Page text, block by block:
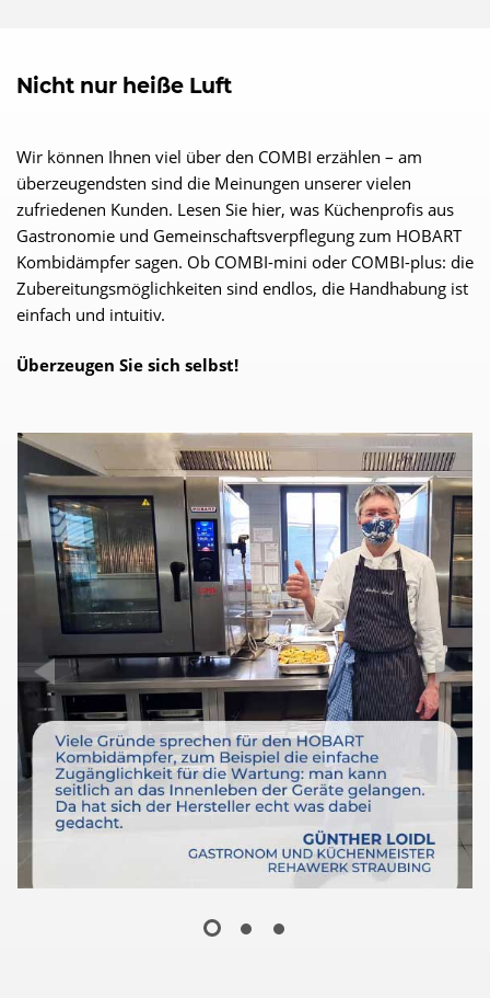
Nicht nur heiße Luft
Wir können Ihnen viel über den COMBI erzählen – am
überzeugendsten sind die Meinungen unserer vielen
zufriedenen Kunden. Lesen Sie hier, was Küchenprofis aus
Gastronomie und Gemeinschaftsverpflegung zum HOBART
Kombidämpfer sagen. Ob COMBI-mini oder COMBI-plus: die
Zubereitungsmöglichkeiten sind endlos, die Handhabung ist
einfach und intuitiv.
Überzeugen Sie sich selbst!